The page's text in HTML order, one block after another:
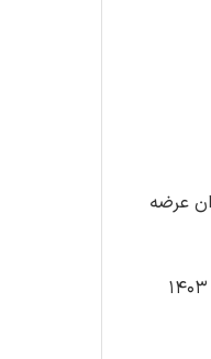
تالیف ایران عرضه